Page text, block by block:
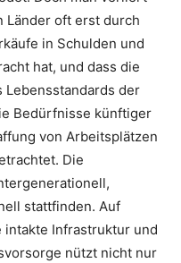
Länder oft erst durch
in Schulden und
hat, und dass die
Lebensstandards der
Bedürfnisse künftiger
von Arbeitsplätzen
Die
stattfinden. Auf
intakte Infrastruktur und
nützt nicht nur